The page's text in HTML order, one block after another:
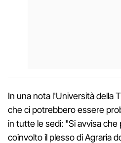
In una nota l'Università della
che ci potrebbero essere
in tutte le sedi: "Si avvisa
coinvolto il plesso di Agraria